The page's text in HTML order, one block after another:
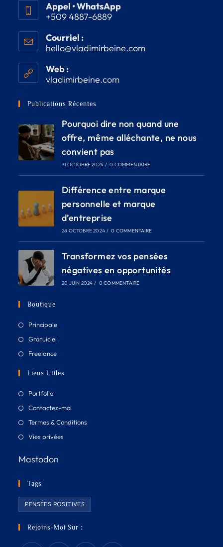
Appel • WhatsApp
+509 4887-6889
Courriel :
hello@vladimirbeine.com
Web :
vladimirbeine.com
Publications Récentes
Pourquoi dire non quand une
offre, même alléchante, ne nous
convient pas
31 OCTOBRE 2024 / 0 COMMENTAIRE
Différence entre marque
personnelle et marque
d’entreprise
28 OCTOBRE 2024 / 0 COMMENTAIRE
Transformez vos pensées
négatives en opportunités
20 JUIN 2024 / 0 COMMENTAIRE
Boutique
Principale
Gratuiciel
Freelance
Liens Utiles
Portfolio
Contactez-moi
Termes & Conditions
Vies privées
Mastodon
Tags
PENSÉES POSITIVES
Rejoins-Moi Sur :